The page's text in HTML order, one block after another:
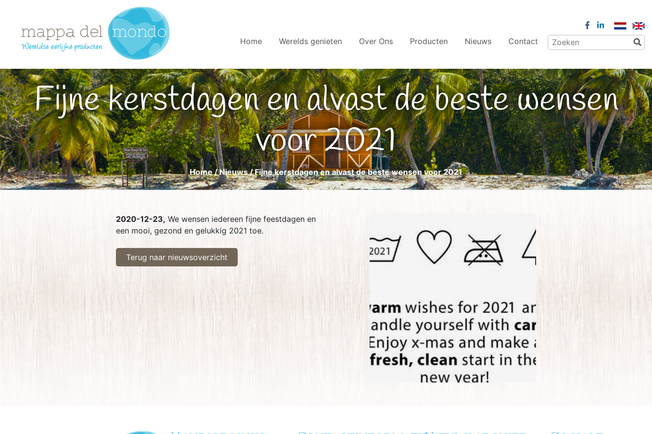
Home Werelds genieten Over Ons Producten Nieuws Contact
Fijne kerstdagen en alvast de beste wensen
voor 2021
Home/Nieuws/ Fijne kerstdagen en alvast de beste wensen voor 2021
2020-12-23, We wensen iedereen fijne feestdagen en
een mooi, gezond en gelukkig 2021 toe.
Terug naar nieuwsoverzicht